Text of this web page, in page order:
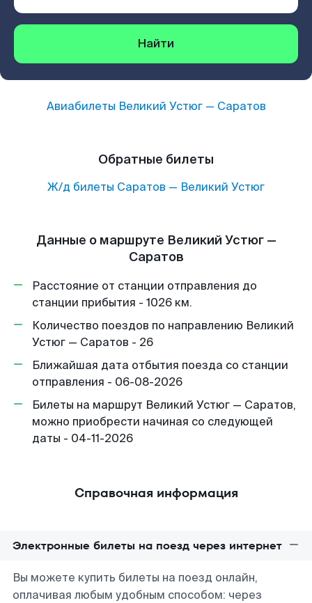
Найти
Авиабилеты Великий Устюг— Саратов
Обратные билеты
Ж/д билеты Саратов — Великий Устюг
Данные о маршруте Великий Устюг —
Саратов
Расстояние от станции отправления до
станции прибытия - 1026 км.
Количество поездов по направлению Великий
Устюг — Саратов - 26
Ближайшая дата отбытия поезда со станции
отправления - 06-08-2026
Билеты на маршрут Великий Устюг — Саратов,
можно приобрести начиная со следующей
даты - 04-11-2026
Справочная информация
Электронные билеты на поезд через интернет
Вы можете купить билеты на поезд онлайн,
оплачивая любым удобным способом: через